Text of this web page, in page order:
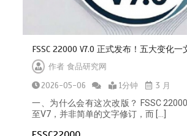
FSSC 22000 V7.0 正式发布！五大变化一
作者食品研究网
2026-05-06
1分钟
3 月
一、为什么会有这次改版？ FSSC
至V7，并非简单的文字修订，而 […]